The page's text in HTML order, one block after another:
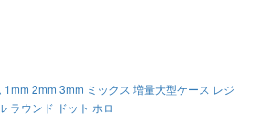
2mm 3mm ミックス 増量大型ケース レジ
ラウンド ドット ホロ